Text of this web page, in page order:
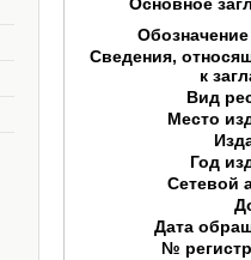
Основное
Сведения,
к
Вид
Место
Год
Сетевой
Дата
№